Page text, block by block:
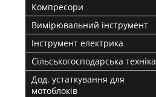
Компресори
Вимірювальний інструмент
Інструмент електрика
Сільськогосподарська техніка
Дод. устаткування для
мотоблоків